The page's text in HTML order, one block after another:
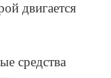
двигается
средства